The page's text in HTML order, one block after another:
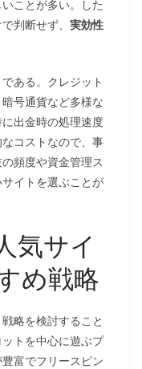
ことが多い。した
判断せず、 実効性
ある。クレジット
号通貨など多様な
出金時の処理速度
コストなので、事
頻度や資金管理ス
イトを選ぶことが
気サイ
め戦略
略を検討すること
トを中心に遊ぶプ
富でフリースピン